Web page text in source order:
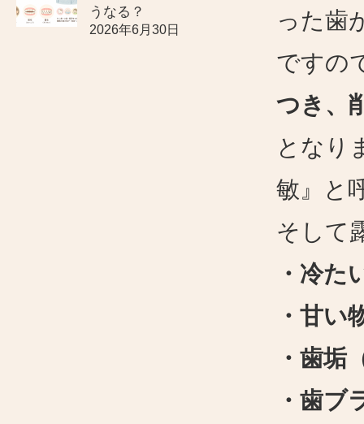
うなる？
2026年6月30日
った歯
ですの
つき、
となり
敏』と
そして
・冷た
・甘い
・歯垢
・歯ブ